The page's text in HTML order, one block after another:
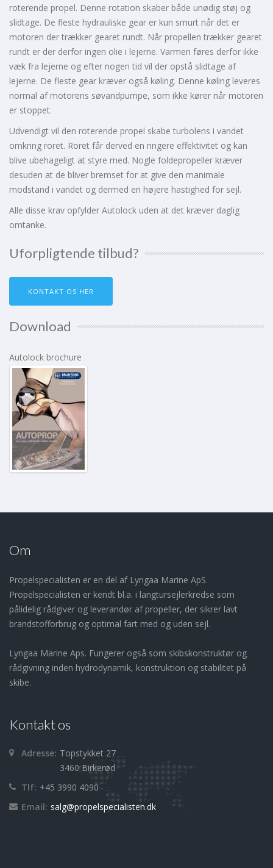
roterende propel. Denne rotation skaber både unødig støj og
slidtage. De fleste hydrauliske gear er kun smurt når det er
motoren der trækker gearet rundt. Når propellen trækker gearet
rundt er der derfor ingen olie i lejerne. Varmen føres derfor ikke
væk fra lejerne og efter nogen tid vil der opstå slidtage af
lejerne. De fleste gear kræver også køling. Denne køling leveres
normal af motorens søvandpumpe, som ikke kører når motoren
er stoppet.
Udvendigt vil den roterende propel skabe turbolens i vandet
omkring roret. Roret får derved en ringere effektivitet og kan
blive ubehageligt at styre med. Nogle foldepropeller kræver
desuden at de bliver bremset for at give den manimale
modstand i vandet og dermed en højere hastighed for sejl.
Alle disse krav opfylder Autolock uden at det kræver daglig
omtanke.
Uforpligtende tilbud?
KONTAKT OS HER
Download
Autolock brochure
Om
Propelspecialisten er en del af Lyngaa Marine ApS.
Propelspecialisten er kendt bl.a. i langtursejlerkredse som
pålidelig rådgiver og leverandør af propeller, der sikrer lavt
brandstofforbrug og optimal fart med og uden sejl.
Lyngaa Marine Aps. Fungerer også som skibskonstruktør og
rådgivning inden hydrodynamik, konstruktion og stabilitet på
skibe.
Kontakt os
Adresse: Topstykket 27
3460 Birkerød
Tlf: +45 3990 4090
Email: salg@propelspecialisten.dk